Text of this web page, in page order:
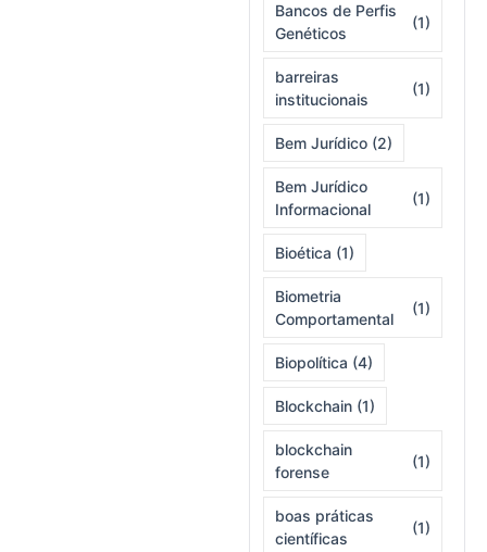
Bancos de Perfis
Genéticos
(1)
barreiras
institucionais
(1)
Bem Jurídico (2)
Bem Jurídico
Informacional
(1)
Bioética (1)
Biometria
Comportamental
(1)
Biopolítica (4)
Blockchain (1)
blockchain
forense
(1)
boas práticas
científicas
(1)